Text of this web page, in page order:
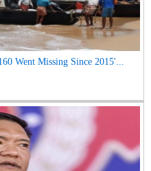
Went Missing Since 2015'...